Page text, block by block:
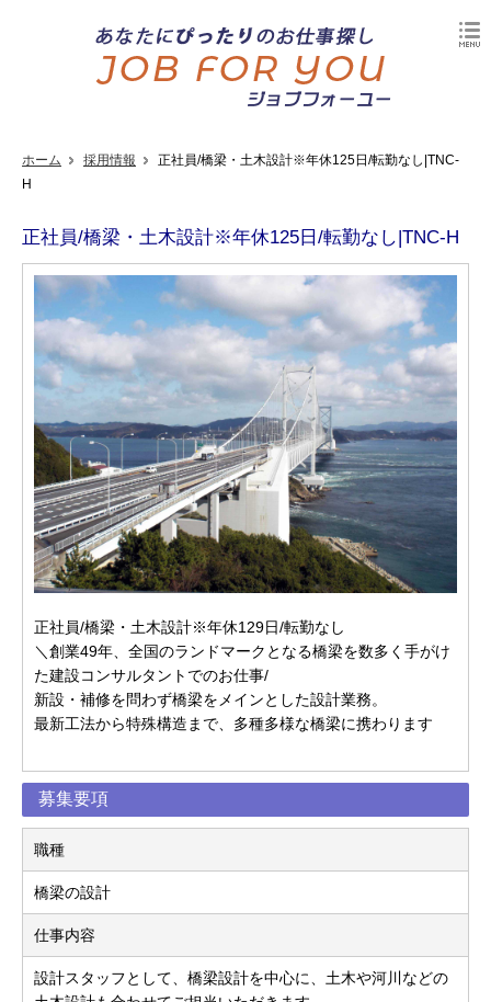
ホーム 採用情報
正社員/橋梁・土木設計※年休125日/転勤なし|TNC-
H
正社員/橋梁・土木設計※年休125日/転勤なし|TNC-H
正社員/橋梁・土木設計※年休129日/転勤なし
＼創業49年、全国のランドマークとなる橋梁を数多く手がけ
た建設コンサルタントでのお仕事/
新設・補修を問わず橋梁をメインとした設計業務。
最新工法から特殊構造まで、多種多様な橋梁に携わります
募集要項
職種
橋梁の設計
仕事内容
設計スタッフとして、橋梁設計を中心に、土木や河川などの